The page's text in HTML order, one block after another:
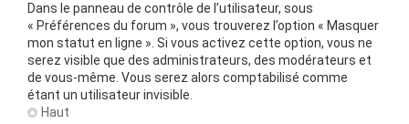
Dans le panneau de contrôle de l’utilisateur, sous
« Préférences du forum », vous trouverez l’option « Masquer
mon statut en ligne ». Si vous activez cette option, vous ne
serez visible que des administrateurs, des modérateurs et
de vous-même. Vous serez alors comptabilisé comme
étant un utilisateur invisible.
Haut